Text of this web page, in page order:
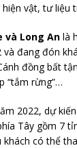
hiện vật, tư liệu
và Long An là
và đang đón
đồng bất
“tắm rừng”…
2022, dự
Tây gồm 7
khách có thể